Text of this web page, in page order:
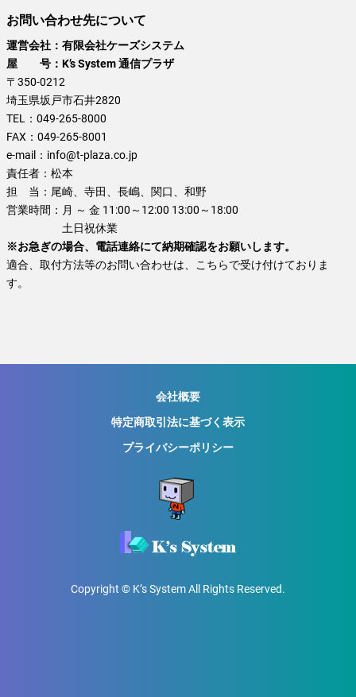
お問い合わせ先について
運営会社：有限会社ケーズシステム
屋 号：K’s System 通信プラザ
〒350-0212
埼玉県坂戸市石井2820
TEL： 049-265-8000
FAX： 049-265-8001
e-mail： info@t-plaza.co.jp
責任者： 松本
担 当： 尾崎、寺田、長嶋、関口、和野
営業時間： 月 ～ 金 11:00～12:00 13:00～18:00
土日祝休業
※お急ぎの場合、電話連絡にて納期確認をお願いします。
適合、取付方法等のお問い合わせは、こちらで受け付けておりま
す。
会社概要
特定商取引法に基づく表示
プライバシーポリシー
Copyright © K’s System All Rights Reserved.